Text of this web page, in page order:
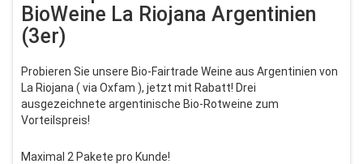
BioWeine La Riojana Argentinien
(3er)
Probieren Sie unsere Bio-Fairtrade Weine aus Argentinien von
La Riojana ( via Oxfam ), jetzt mit Rabatt! Drei
ausgezeichnete argentinische Bio-Rotweine zum
Vorteilspreis!
Maximal 2 Pakete pro Kunde!